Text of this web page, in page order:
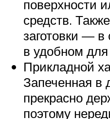
поверхности
средств.
заготовки —
в удобном
Прикладной
Запеченная в
прекрасно
поэтому